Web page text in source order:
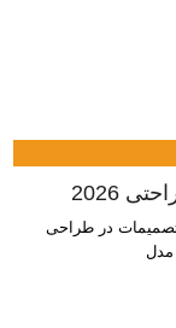
2026
تصمیمات در طراحی
مدل